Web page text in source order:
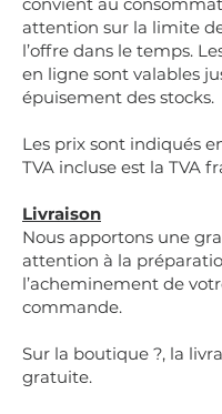
attention sur la limite
l’offre dans le temps.
en ligne sont valables
épuisement des stocks.
Les prix sont indiqués
TVA incluse est la TVA
Livraison
Nous apportons une
attention à la
l’acheminement de
commande.
Sur la boutique ?, la
gratuite.